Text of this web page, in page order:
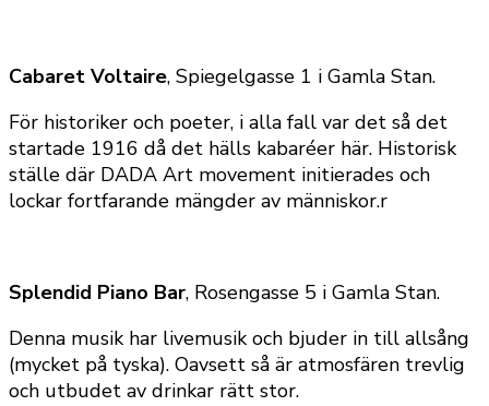
Cabaret Voltaire, Spiegelgasse 1 i Gamla Stan.
För historiker och poeter, i alla fall var det så det
startade 1916 då det hälls kabaréer här. Historisk
ställe där DADA Art movement initierades och
lockar fortfarande mängder av människor.r
Splendid Piano Bar, Rosengasse 5 i Gamla Stan.
Denna musik har livemusik och bjuder in till allsång
(mycket på tyska). Oavsett så är atmosfären trevlig
och utbudet av drinkar rätt stor.